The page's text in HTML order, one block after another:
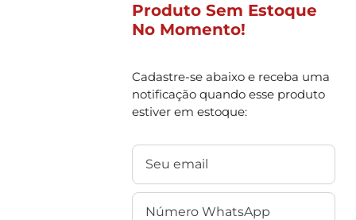
Produto Sem Estoque
No Momento!
Cadastre-se abaixo e receba uma
notificação quando esse produto
estiver em estoque: